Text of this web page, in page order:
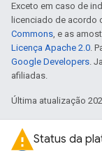
Exceto em caso de
licenciado de acordo
Commons, e as
Licença Apache 2.0.
Google Developers.
afiliadas.
Última atualização
Status da